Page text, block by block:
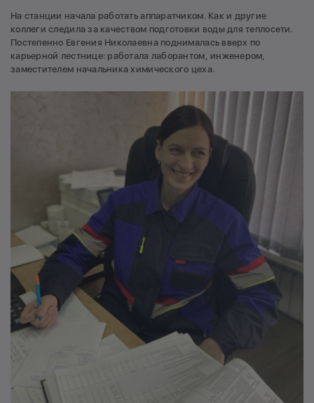
На станции начала работать аппаратчиком. Как и другие
коллеги следила за качеством подготовки воды для теплосети.
Постепенно Евгения Николаевна поднималась вверх по
карьерной лестнице: работала лаборантом, инженером,
заместителем начальника химического цеха.